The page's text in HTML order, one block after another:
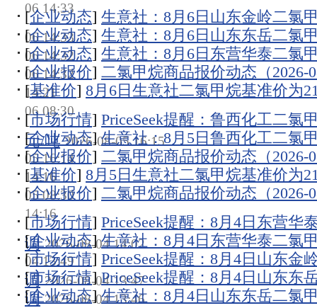
06 14:33
[企业动态] 生意社：8月6日山东金岭二氯
06 14:33
[企业动态] 生意社：8月6日山东东岳二氯
06 14:32
[企业动态] 生意社：8月6日东营华泰二氯
06 14:32
[企业报价] 二氯甲烷商品报价动态（2026-
14:21
[基准价] 8月6日生意社二氯甲烷基准价为
06 08:30
[市场行情] PriceSeek提醒：鲁西化工二氯
元/吨 2026-08-05 16:15
[企业动态]生意社：8月5日鲁西化工二氯
05 16:14
[企业报价] 二氯甲烷商品报价动态（2026-
14:16
[基准价] 8月5日生意社二氯甲烷基准价为
05 08:30
[企业报价] 二氯甲烷商品报价动态（2026-
14:16
[市场行情] PriceSeek提醒：8月4日东营华
调 2026-08-04 14:02
[企业动态]生意社：8月4日东营华泰二氯
04 13:49
[市场行情] PriceSeek提醒：8月4日山东金
调 2026-08-04 13:47
[市场行情]PriceSeek提醒：8月4日山东东
调 2026-08-04 13:46
[企业动态]生意社：8月4日山东东岳二氯